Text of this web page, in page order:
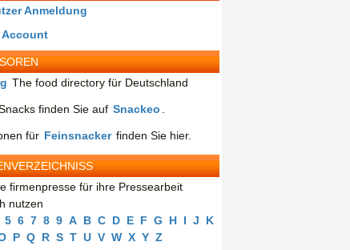
Anmeldung
Account
The food directory für Deutschland
finden Sie auf Snackeo
für Feinsnacker finden Sie hier.
firmenpresse für ihre Pressearbeit
nutzen
5 6 7 8 9 A B C D E F G H I J
K
P Q R S T U V W X Y Z